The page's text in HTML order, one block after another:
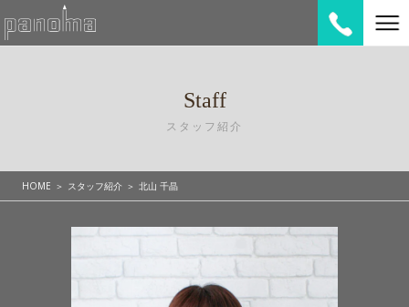
Staff
スタッフ紹介
HOME スタッフ紹介 北山 千晶